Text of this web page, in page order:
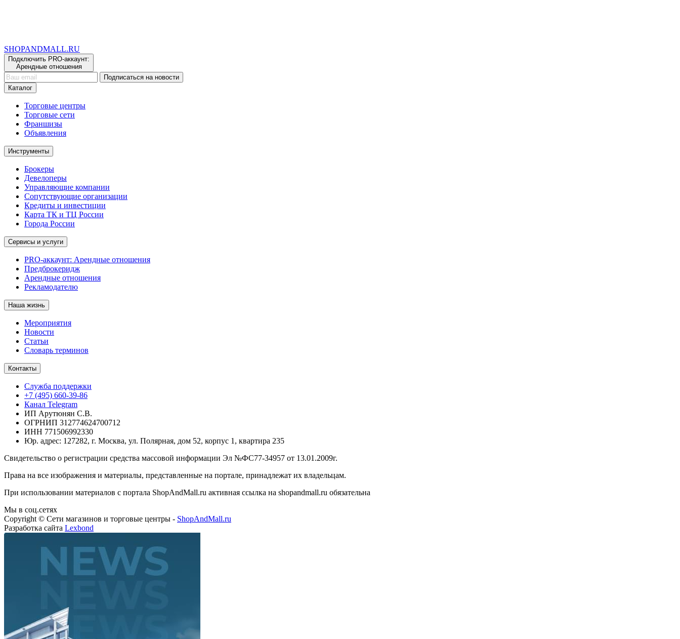
SHOPANDMALL.RU
Подключить PRO-аккаунт:
Арендные отношения
Подписаться на новости
Каталог
Торговые центры
Торговые сети
Франшизы
Объявления
Инструменты
Брокеры
Девелоперы
Управляющие компании
Сопутствующие организации
Кредиты и инвестиции
Карта ТК и ТЦ России
Города России
Сервисы и услуги
PRO-аккаунт: Арендные отношения
Предброкеридж
Арендные отношения
Рекламодателю
Наша жизнь
Мероприятия
Новости
Статьи
Словарь терминов
Контакты
Служба поддержки
+7 (495) 660-39-86
Канал Telegram
ИП Арутюнян С.В.
ОГРНИП 312774624700712
ИНН 771506992330
Юр. адрес: 127282, г. Москва, ул. Полярная, дом 52, корпус 1, квартира 235
Свидетельство о регистрации средства массовой информации Эл №ФС77-34957 от 13.01.2009г.
Права на все изображения и материалы, представленные на портале, принадлежат их владельцам.
При использовании материалов с портала ShopAndMall.ru активная ссылка на shopandmall.ru обязательна
Мы в соц.сетях
Copyright © Сети магазинов и торговые центры - ShopAndMall.ru
Разработка сайта Lexbond